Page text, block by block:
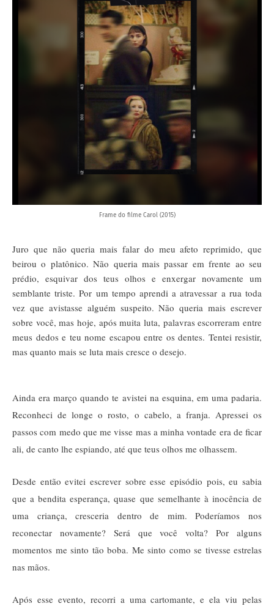
Frame do filme Carol (2015)
Juro que não queria mais falar do meu afeto reprimido, que
beirou o platônico. Não queria mais passar em frente ao seu
prédio, esquivar dos teus olhos e enxergar novamente um
semblante triste. Por um tempo aprendi a atravessar a rua toda
vez que avistasse alguém suspeito. Não queria mais escrever
sobre você, mas hoje, após muita luta, palavras escorreram entre
meus dedos e teu nome escapou entre os dentes. Tentei resistir,
mas quanto mais se luta mais cresce o desejo.
Ainda era março quando te avistei na esquina, em uma padaria.
Reconheci de longe o rosto, o cabelo, a franja. Apressei os
passos com medo que me visse mas a minha vontade era de ficar
ali, de canto lhe espiando, até que teus olhos me olhassem.
Desde então evitei escrever sobre esse episódio pois, eu sabia
que a bendita esperança, quase que semelhante à inocência de
uma criança, cresceria dentro de mim. Poderíamos nos
reconectar novamente? Será que você volta? Por alguns
momentos me sinto tão boba. Me sinto como se tivesse estrelas
nas mãos.
Após esse evento, recorri a uma cartomante, e ela viu pelas